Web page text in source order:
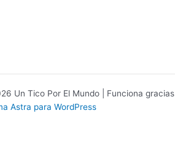
Un Tico Por El Mundo | Funciona gracias
Astra para WordPress